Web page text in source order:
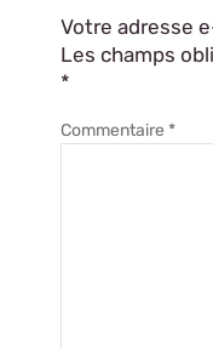
Votre adresse
Les champs
*
Commentaire *